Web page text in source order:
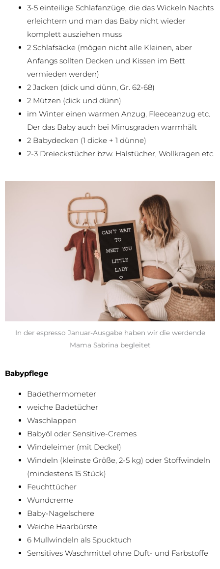
3-5 einteilige Schlafanzüge, die das Wickeln Nachts
erleichtern und man das Baby nicht wieder
komplett ausziehen muss
2 Schlafsäcke (mögen nicht alle Kleinen, aber
Anfangs sollten Decken und Kissen im Bett
vermieden werden)
2 Jacken (dick und dünn, Gr. 62-68)
2 Mützen (dick und dünn)
im Winter einen warmen Anzug, Fleeceanzug etc.
Der das Baby auch bei Minusgraden warmhält
2 Babydecken (1 dicke + 1 dünne)
2-3 Dreieckstücher bzw. Halstücher, Wollkragen etc.
In der espresso Januar-Ausgabe haben wir die werdende
Mama Sabrina begleitet
Babypflege
Badethermometer
weiche Badetücher
Waschlappen
Babyöl oder Sensitive-Cremes
Windeleimer (mit Deckel)
Windeln (kleinste Größe, 2-5 kg) oder Stoffwindeln
(mindestens 15 Stück)
Feuchttücher
Wundcreme
Baby-Nagelschere
Weiche Haarbürste
6 Mullwindeln als Spucktuch
Sensitives Waschmittel ohne Duft- und Farbstoffe